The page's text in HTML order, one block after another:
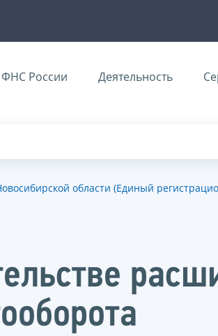
России Деятельность
области (Единый